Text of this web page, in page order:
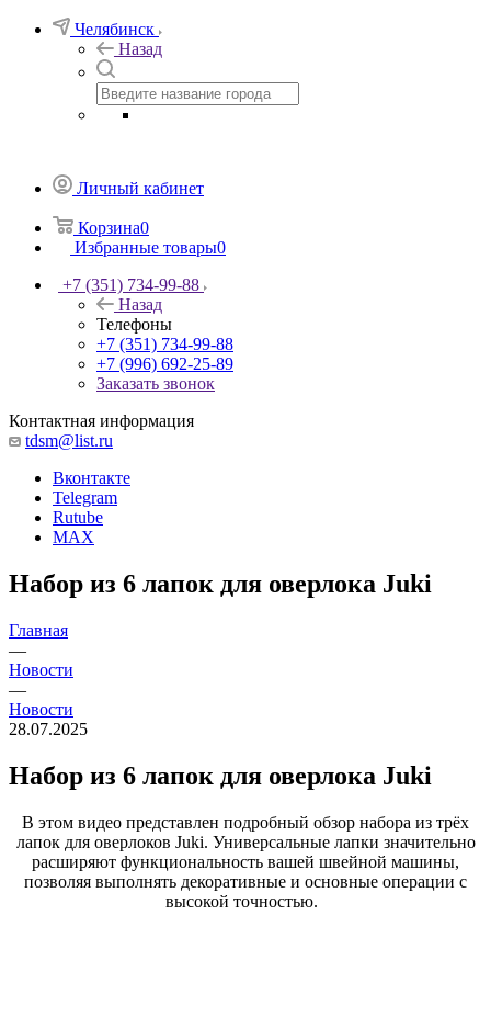
Челябинск
Назад
Личный кабинет
Корзина0
Избранные товары0
+7 (351) 734-99-88
Назад
Телефоны
+7 (351) 734-99-88
+7 (996) 692-25-89
Заказать звонок
Контактная информация
tdsm@list.ru
Вконтакте
Telegram
Rutube
MAX
Набор из 6 лапок для оверлока Juki
Главная
—
Новости
—
Новости
28.07.2025
Набор из 6 лапок для оверлока Juki
В этом видео представлен подробный обзор набора из трёх
лапок для оверлоков Juki. Универсальные лапки значительно
расширяют функциональность вашей швейной машины,
позволяя выполнять декоративные и основные операции с
высокой точностью.